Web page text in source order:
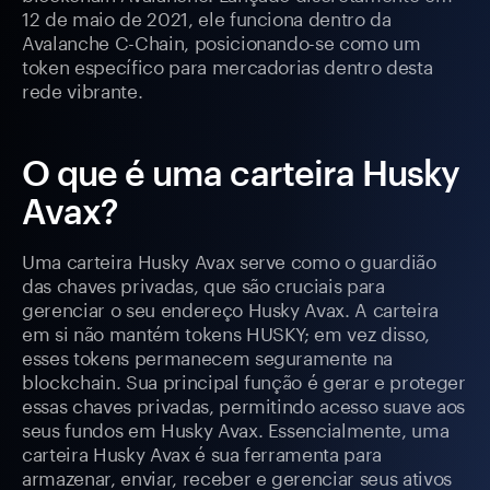
12 de maio de 2021, ele funciona dentro da
Avalanche C-Chain, posicionando-se como um
token específico para mercadorias dentro desta
rede vibrante.
O que é uma carteira Husky
Avax?
Uma carteira Husky Avax serve como o guardião
das chaves privadas, que são cruciais para
gerenciar o seu endereço Husky Avax. A carteira
em si não mantém tokens HUSKY; em vez disso,
esses tokens permanecem seguramente na
blockchain. Sua principal função é gerar e proteger
essas chaves privadas, permitindo acesso suave aos
seus fundos em Husky Avax. Essencialmente, uma
carteira Husky Avax é sua ferramenta para
armazenar, enviar, receber e gerenciar seus ativos